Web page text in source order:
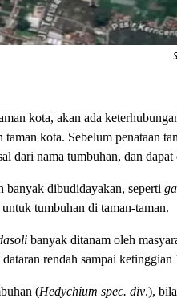
kota, akan ada
taman kota. Sebelum penataan
dari nama tumbuhan, dan
banyak dibudidayakan, seperti
tumbuhan di taman-taman.
banyak ditanam oleh
rendah sampai
(Hedychium spec. div.),